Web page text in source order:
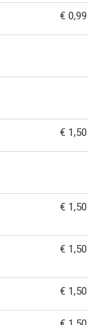
€ 0,99
€ 1,50
€ 1,50
€ 1,50
€ 1,50